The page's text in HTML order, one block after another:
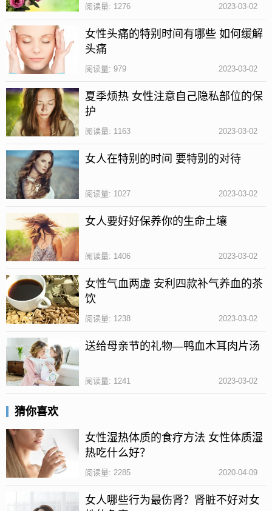
经过上文大家可以知道，动物肝脏的营养非常的丰
富，但是大家在食用时也要注意用量，不宜食用过
食用可能会导致血管疾病，危害身体健康。
2、不宜搭配维生素C食用
脏中含有较为丰富的铜元素，而维生素C与铜元素相
遇，会导致维生素C失去功效，所以安康养生网认为两
者最好不要一起吃。
女人吃哪些食物具有补血作用?
1、红枣
红枣是女性常吃的滋补食物之一，它的性质温热，具
吃一些红枣，可以预防贫血导致头晕。
2、龙眼
龙眼也是一种非常滋补营养的水果，具有滋补气血的
作用，龙眼不仅含有丰富的维生素成分，还含有一定
2023-03-02
阅读量: 1276
女性头痛的特别时间有哪些 如何缓解
头痛
2023-03-02
阅读量: 979
夏季烦热 女性注意自己隐私部位的保
护
2023-03-02
阅读量: 1163
女人在特别的时间 要特别的对待
2023-03-02
阅读量: 1027
女人要好好保养你的生命土壤
2023-03-02
阅读量: 1406
女性气血两虚 安利四款补气养血的茶
饮
2023-03-02
阅读量: 1238
送给母亲节的礼物—鸭血木耳肉片汤
2023-03-02
阅读量: 1241
猜你喜欢
女性湿热体质的食疗方法 女性体质湿
热吃什么好？
2020-04-09
阅读量: 2285
女人哪些行为最伤肾？肾脏不好对女